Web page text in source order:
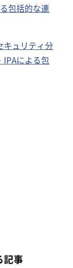
包括的な連
キュリティ分
IPAによる包
記事